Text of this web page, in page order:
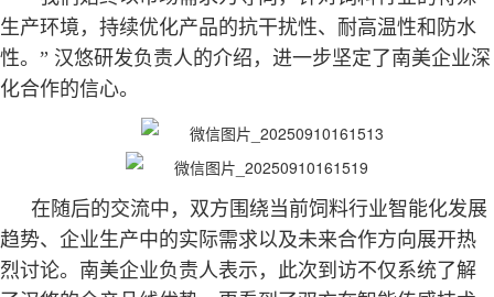
生产环境，持续优化产品的抗干扰性、耐高温性和防水
性。” 汉悠研发负责人的介绍，进一步坚定了南美企业深
化合作的信心。
在随后的交流中，双方围绕当前饲料行业智能化发展
趋势、企业生产中的实际需求以及未来合作方向展开热
烈讨论。南美企业负责人表示，此次到访不仅系统了解